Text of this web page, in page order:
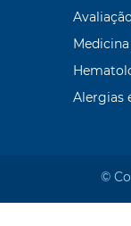
Alergias
©